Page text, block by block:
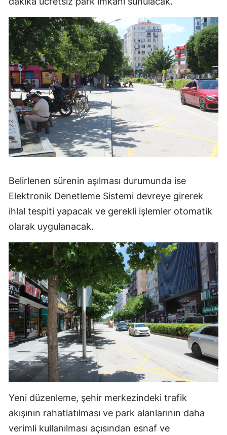
Samsun
Siirt
Sinop
Sivas
Tekirdağ
Tokat
Şanlıurfa
Uşak
Yozgat
Zonguldak
Aksaray
Bayburt
Karaman
Batman
Bartın
Ardahan
Belirlenen sürenin aşılması durumunda ise
Elektronik Denetleme Sistemi devreye girerek
ihlal tespiti yapacak ve gerekli işlemler otomatik
olarak uygulanacak.
Yeni düzenleme, şehir merkezindeki trafik
akışının rahatlatılması ve park alanlarının daha
verimli kullanılması açısından esnaf ve